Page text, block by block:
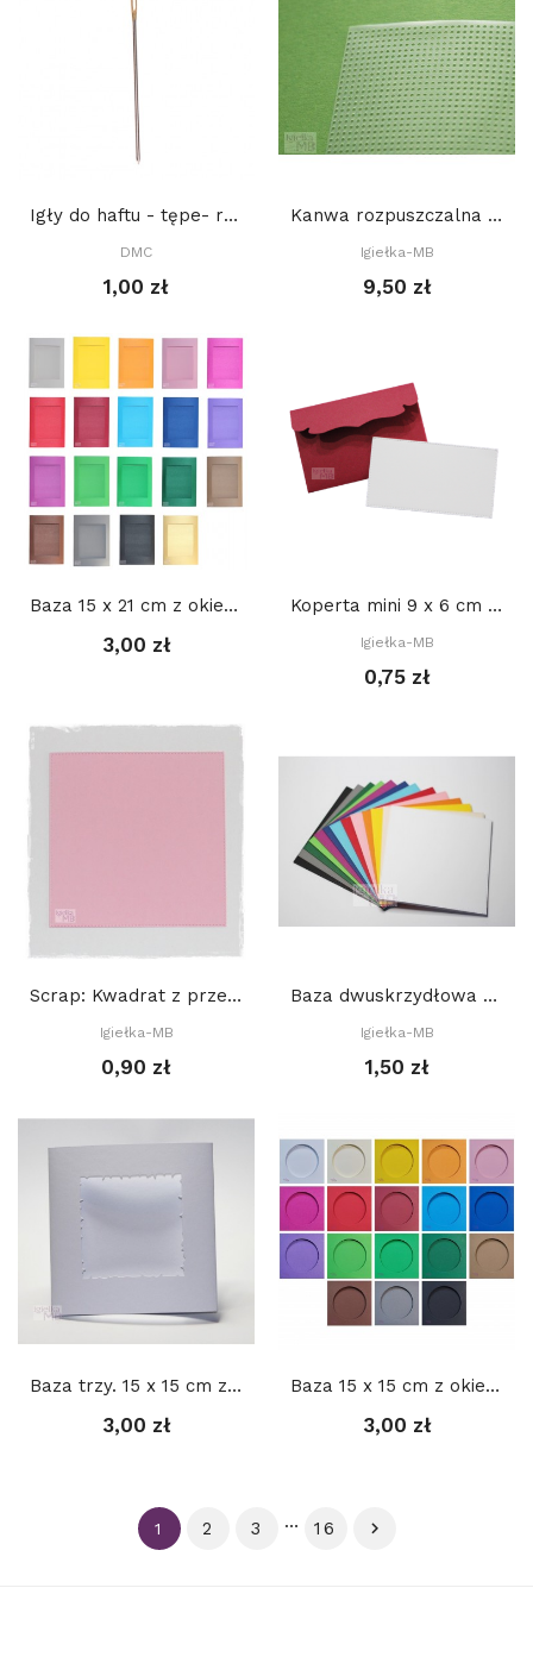
Igły do haftu - tępe- rozm. 28
DMC
1,00 zł
Kanwa rozpuszczalna w wodzie 10 x 22 cm
Igiełka-MB
9,50 zł
Baza 15 x 21 cm z okienkiem PROSTOKĄT 1 10,7 x...
3,00 zł
Koperta mini 9 x 6 cm - BORDOWA + BIAŁY bilecik
Igiełka-MB
0,75 zł
Scrap: Kwadrat z przeszyciami 13,2 x 13,2 cm
Igiełka-MB
0,90 zł
Baza dwuskrzydłowa z przeszyciami 15 x 15 cm
Igiełka-MB
1,50 zł
Baza trzy. 15 x 15 cm z okienkiem: Kwadrat.3 9 cm
3,00 zł
Baza 15 x 15 cm z okienkiem KOŁO 11 cm,...
3,00 zł
1 2 3 … 16 